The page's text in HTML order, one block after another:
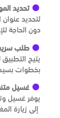
تحديد
دون الحاجة
طلب
يتيح
بخطوات
غسيل
يوفر غسيل